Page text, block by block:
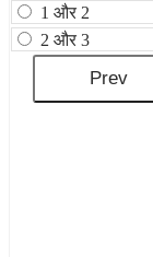
1 और 2
2 और 3